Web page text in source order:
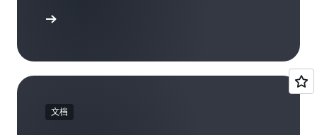
文档